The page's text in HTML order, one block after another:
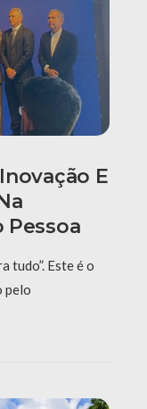
E
Pessoa
tudo”. Este é o
pelo